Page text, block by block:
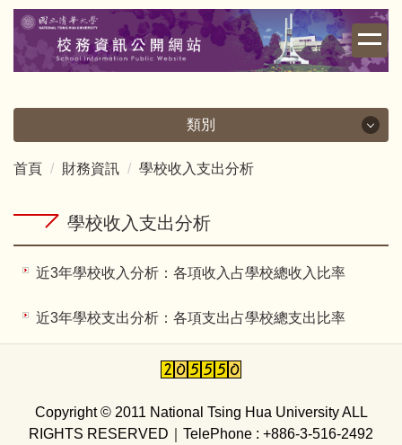
跳
區
類別
類別
校務資訊
財務資訊
學雜費相關
內控及內稽
首頁 財務資訊 學校收入支出分析
學校收入支出分析
近3年學校收入分析：各項收入占學校總收入比率
近3年學校支出分析：各項支出占學校總支出比率
Copyright © 2011 National Tsing Hua University ALL
RIGHTS RESERVED
TelePhone : +886-3-516-2492